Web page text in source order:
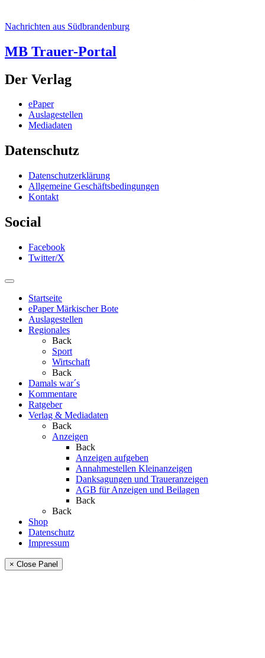
Nachrichten aus Südbrandenburg
MB Trauer-Portal
Der Verlag
ePaper
Auslagestellen
Mediadaten
Datenschutz
Datenschutzerklärung
Allgemeine Geschäftsbedingungen
Kontakt
Social
Facebook
Twitter/X
Startseite
ePaper Märkischer Bote
Auslagestellen
Regionales
Back
Sport
Wirtschaft
Back
Damals war´s
Kommentare
Ratgeber
Verlag & Mediadaten
Back
Anzeigen
Back
Anzeigen aufgeben
Annahmestellen Kleinanzeigen
Danksagungen und Traueranzeigen
AGB für Anzeigen und Beilagen
Back
Back
Shop
Datenschutz
Impressum
× Close Panel